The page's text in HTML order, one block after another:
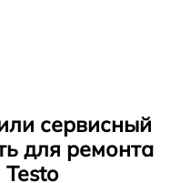
сервисный
для ремонта